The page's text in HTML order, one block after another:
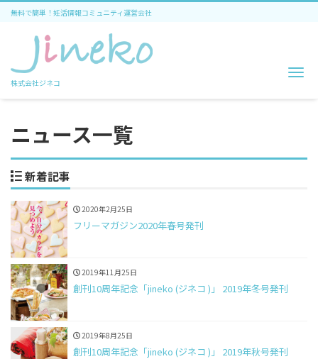
無料で簡単！妊活情報コミュニティ運営会社
株式会社ジネコ
ニュース一覧
新着記事
2020年2月25日
フリーマガジン2020年春号発刊
2019年11月25日
創刊10周年記念「jineko (ジネコ )」 2019年冬号発刊
2019年8月25日
創刊10周年記念「jineko (ジネコ )」 2019年秋号発刊